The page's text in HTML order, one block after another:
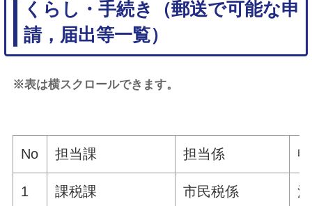
くらし・手続き（郵送で可能な申
請，届出等一覧）
※表は横スクロールできます。
No 担当課 担当係
1 課税課 市民税係